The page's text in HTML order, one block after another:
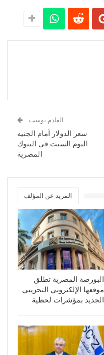
القادم بوست
سعر الدولار أمام الجنيه
اليوم السبت في البنوك
المصرية
المزيد عن المؤلف
البورصة المصرية تطلق
موقعها الإلكتروني التجريبي
الجديد بمؤشرات لحظية